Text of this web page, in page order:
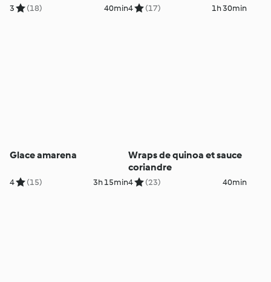
3 (18) 40min4 (17) 1h 30min
Glace amarena
4 (15) 3h 15min
Wraps de quinoa et sauce
coriandre
4 (23) 40min